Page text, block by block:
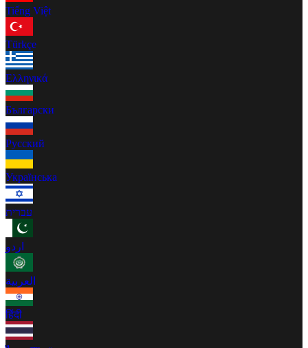
Tiếng Việt
Türkçe
Ελληνικά
Български
Русский
Українська
עברית
اردو
العربية
हिंदी